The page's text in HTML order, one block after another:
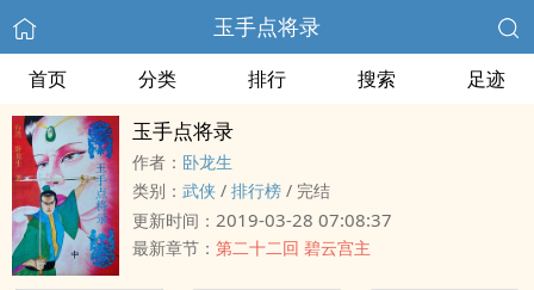
玉手点将录
首页 分类 排行 搜索 足迹
玉手点将录
作者： 卧龙生
类别： 武侠 / 排行榜 / 完结
更新时间： 2019-03-28 07:08:37
最新章节： 第二十二回 碧云宫主